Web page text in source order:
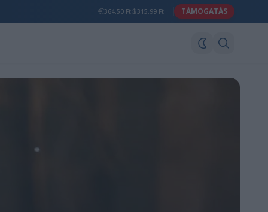
364.50 Ft 315.99 Ft TÁMOGATÁS